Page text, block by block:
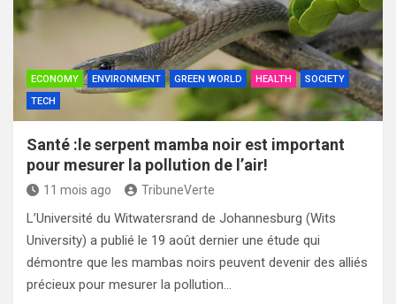
ECONOMY ENVIRONMENT GREEN WORLD HEALTH
SOCIETY
TECH
Santé :le serpent mamba noir est important
pour mesurer la pollution de l’air!
11 mois ago TribuneVerte
L’Université du Witwatersrand de Johannesburg (Wits
University) a publié le 19 août dernier une étude qui
démontre que les mambas noirs peuvent devenir des alliés
précieux pour mesurer la pollution…